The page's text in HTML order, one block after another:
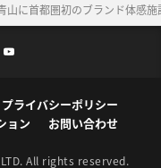
山に首都圏初のブランド体感
プライバシーポリシー
ョン お問い合わせ
All rights reserved.